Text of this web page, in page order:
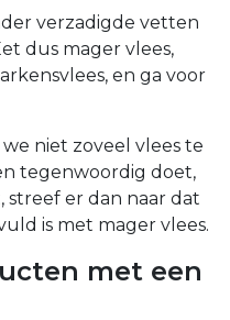
verzadigde vetten
dus mager vlees,
en ga voor
niet zoveel vlees te
tegenwoordig doet,
streef er dan naar dat
is met mager vlees.
met een